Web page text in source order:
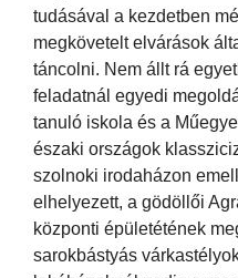
tudásával a kezdetben
megkövetelt elvárások
táncolni. Nem állt rá
feladatnál egyedi
tanuló iskola és a
északi országok
szolnoki irodaházon
elhelyezett, a gödöllői
központi épületétének
sarokbástyás